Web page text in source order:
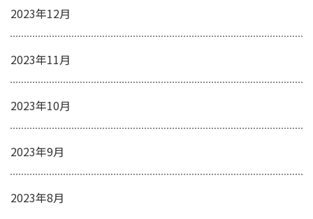
2023年12月
2023年11月
2023年10月
2023年9月
2023年8月